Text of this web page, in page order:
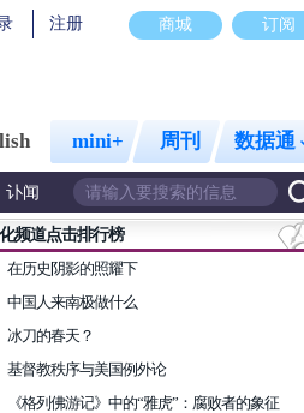
商城 订阅
注册
mini+ 周刊 数据通
讣闻
频道点击排行榜
在历史阴影的照耀下
中国人来南极做什么
冰刀的春天？
基督教秩序与美国例外论
《格列佛游记》中的“雅虎”：腐败者的象征